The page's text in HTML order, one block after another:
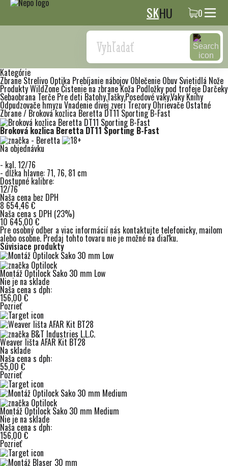
SKHU 0
Search
Kategórie
Zbrane Strelivo Optika Prebíjanie nábojov Oblečenie Obuv Svietidlá Nože
Produkty WildZoneČistenie na zbraneKoža Podložky pod trofeje Darčeky
Sebaobrana Terče Pre deti Batohy,Tašky,Posedové vaky,Vaky Knihy
Odpudzovače hmyzu Vnadenie divej zveri Trezory Ohrievače Ostatné
Zbrane/ Broková kozlica Beretta DT11 Sporting B-Fast
Broková kozlica Beretta DT11 Sporting B-Fast
Na objednávku
- kal. 12/76
- dĺžka hlavne: 71, 76, 81 cm
Dostupné kalibre:
12/76
Naša cena bez DPH
8 654,46 €
Naša cena s DPH (23%)
10 645,00 €
Pre osobný odber a viac informácií nás kontaktujte telefonicky, mailom
alebo osobne. Predaj tohto tovaru nie je možné na diaľku.
Súvisiace produkty
Montáž Optilock Sako 30 mm Low
Nie je na sklade
Naša cena s dph:
156,00 €
Pozrieť
Weaver lišta AFAR Kit BT28
Na sklade
Naša cena s dph:
55,00 €
Pozrieť
Montáž Optilock Sako 30 mm Medium
Nie je na sklade
Naša cena s dph:
156,00 €
Pozrieť